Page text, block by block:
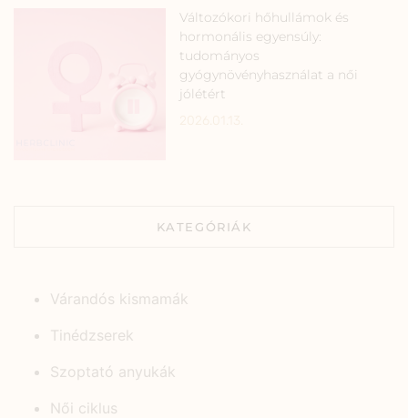
Változókori hőhullámok és
hormonális egyensúly:
tudományos
gyógynövényhasználat a női
jólétért
KATEGÓRIÁK
Várandós kismamák
Tinédzserek
Szoptató anyukák
Női ciklus